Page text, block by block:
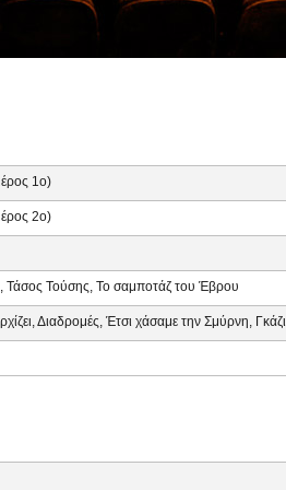
1ο)
2ο)
Τάσος Τούσης, Το σαμποτάζ του Έβρου
Διαδρομές, Έτσι χάσαμε την Σμύρνη, Γκάζι